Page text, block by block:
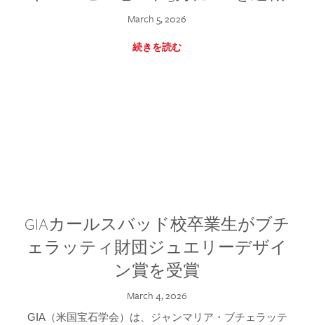
March 5, 2026
続きを読む
GIAカールスバッド校卒業生がブチ
ェラッティ財団ジュエリーデザイ
ン賞を受賞
March 4, 2026
GIA（米国宝石学会）は、ジャンマリア・ブチェラッテ